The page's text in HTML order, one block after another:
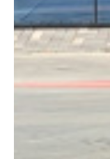
Motor:Diésel